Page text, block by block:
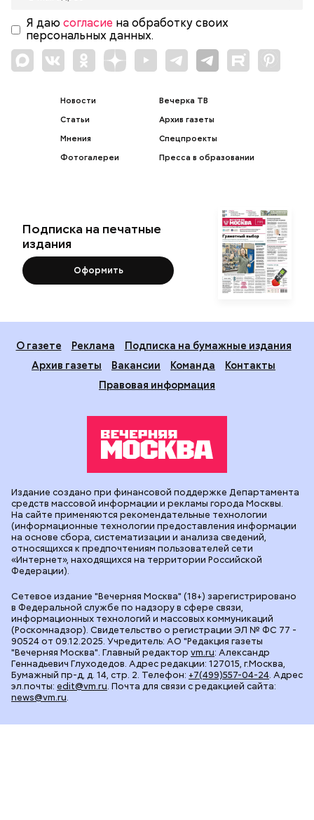
Я даю согласие на обработку своих
персональных данных.
Новости
Статьи
Мнения
Фотогалереи
Вечерка ТВ
Архив газеты
Спецпроекты
Пресса в образовании
Подписка на печатные
издания
Оформить
О газете Реклама
Подписка на бумажные издания
Архив газеты
Вакансии Команда
Контакты
Правовая информация
Сетевое издание "Вечерняя Москва" (18+) зарегистрировано
в Федеральной службе по надзору в сфере связи,
информационных технологий и массовых коммуникаций
(Роскомнадзор). Свидетельство о регистрации ЭЛ № ФС 77 -
90524 от 09.12.2025. Учредитель: АО "Редакция газеты
"Вечерняя Москва". Главный редактор vm.ru: Александр
Геннадьевич Глуходедов. Адрес редакции: 127015, г.Москва,
Бумажный пр-д, д. 14, стр. 2. Телефон: +7(499)557-04-24. Адрес
эл.почты: edit@vm.ru. Почта для связи с редакцией сайта:
news@vm.ru.
Издание создано при финансовой поддержке Департамента
средств массовой информации и рекламы города Москвы.
На сайте применяются рекомендательные технологии
(информационные технологии предоставления информации
на основе сбора, систематизации и анализа сведений,
относящихся к предпочтениям пользователей сети
«Интернет», находящихся на территории Российской
Федерации).